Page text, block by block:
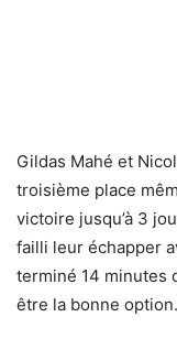
Gildas Mahé et
troisième place
victoire jusqu’à 3
failli leur échapper
terminé 14 minutes
être la bonne